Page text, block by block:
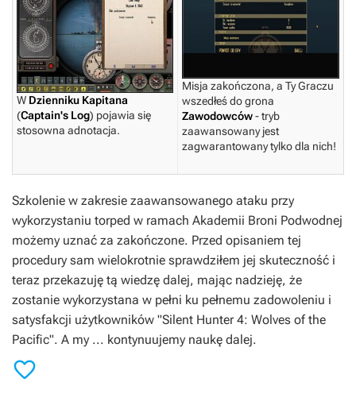
W Dzienniku Kapitana
(Captain's Log) pojawia się
stosowna adnotacja.
Misja zakończona, a Ty Graczu
wszedłeś do grona
Zawodowców- tryb
zaawansowany jest
zagwarantowany tylko dla nich!
Szkolenie w zakresie zaawansowanego ataku przy
wykorzystaniu torped w ramach Akademii Broni Podwodnej
możemy uznać za zakończone. Przed opisaniem tej
procedury sam wielokrotnie sprawdziłem jej skuteczność i
teraz przekazuję tą wiedzę dalej, mając nadzieję, że
zostanie wykorzystana w pełni ku pełnemu zadowoleniu i
satysfakcji użytkowników "Silent Hunter 4: Wolves of the
Pacific". A my ... kontynuujemy naukę dalej.
